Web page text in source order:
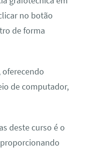
no botão
de forma
de computador,
deste curso é o